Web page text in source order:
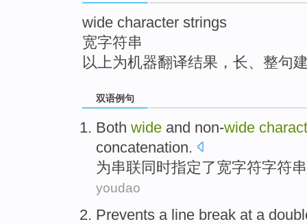
wide character strings
宽字符串
以上为机器翻译结果，长、整句
双语例句
Both wide and non-wide
concatenation.
为串联同时指定了宽字符字符串
youdao
Prevents a line break at a